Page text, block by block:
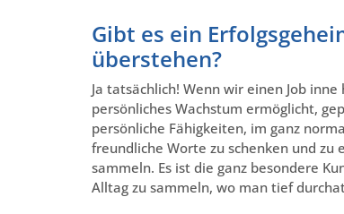
Gibt es ein
überstehen?
Ja tatsächlich! Wenn wir einen Job
persönliches Wachstum ermöglicht,
persönliche Fähigkeiten, im ganz
freundliche Worte zu schenken und
sammeln. Es ist die ganz besondere
Alltag zu sammeln, wo man tief